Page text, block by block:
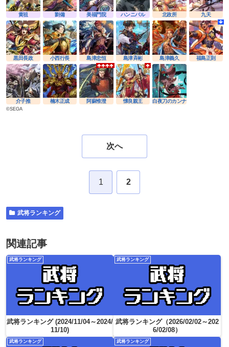
黄祖 劉備 美福門院 ハンニバル 北政所 九天
黒田長政 小西行長 島津忠恒 島津斉彬 島津義久 福島正則
介子推 楠木正成 阿蘇惟澄 懐良親王 白夜刀のカンナ
©SEGA
次へ
1 2
武将ランキング
関連記事
武将ランキング
武将ランキング (2024/11/04～2024/
11/10)
武将ランキング
武将ランキング（2026/02/02～202
6/02/08）
武将ランキング 武将ランキング